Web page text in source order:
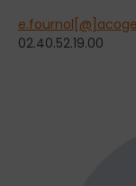
02.40.52.19.00